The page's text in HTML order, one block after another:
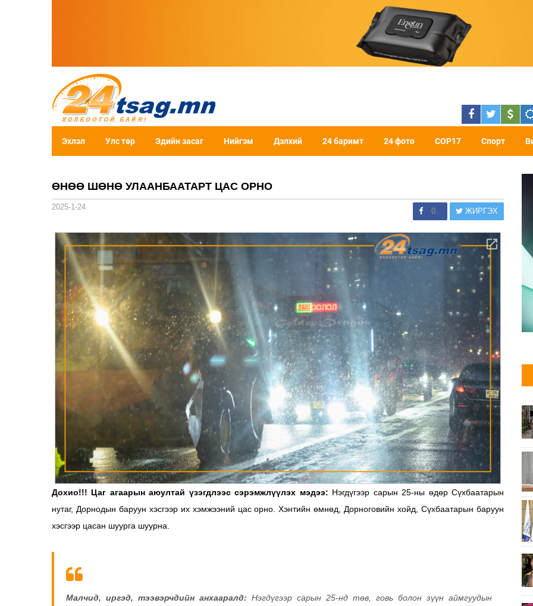
Эхлэл Улс төр Эдийн засаг Нийгэм Дэлхий 24 баримт 24 фото COP17 Спорт
ӨНӨӨ ШӨНӨ УЛААНБААТАРТ ЦАС ОРНО
2025-1-24 0 ЖИРГЭХ
Дохио!!! Цаг агаарын аюултай үзэгдлээс сэрэмжлүүлэх мэдээ: Нэгдүгээр сарын 25-ны өдөр Сүхбаатарын
нутаг, Дорнодын баруун хэсгээр их хэмжээний цас орно. Хэнтийн өмнөд, Дорноговийн хойд, Сүхбаатарын баруун
хэсгээр цасан шуурга шуурна.
Малчид, иргэд, тээвэрчдийн анхааралд: Нэгдүгээр сарын 25-нд төв, говь болон зүүн аймгуудын